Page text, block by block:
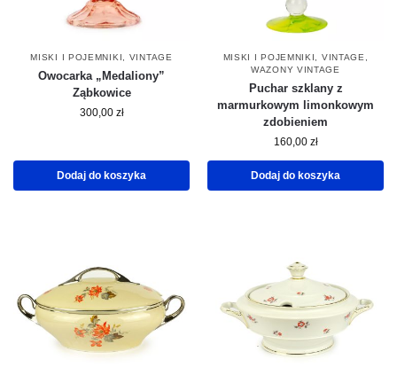
MISKI I POJEMNIKI VINTAGE
Owocarka „Medaliony”
Ząbkowice
300,00 zł
Dodaj do koszyka
MISKI I POJEMNIKI VINTAGE
WAZONY VINTAGE
Puchar szklany z
marmurkowym limonkowym
zdobieniem
160,00 zł
Dodaj do koszyka